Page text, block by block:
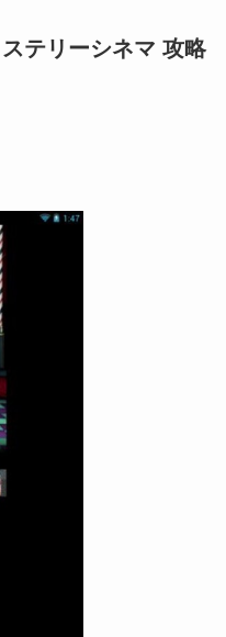
テリーシネマ 攻略